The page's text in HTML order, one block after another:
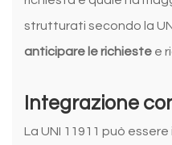
strutturati secondo la
anticipare le richieste e
Integrazione
La UNI 11911 può